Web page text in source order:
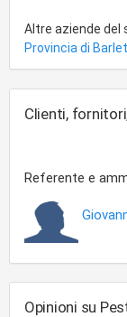
Altre aziende del
Provincia di
Clienti,
Referente e
Opinioni su